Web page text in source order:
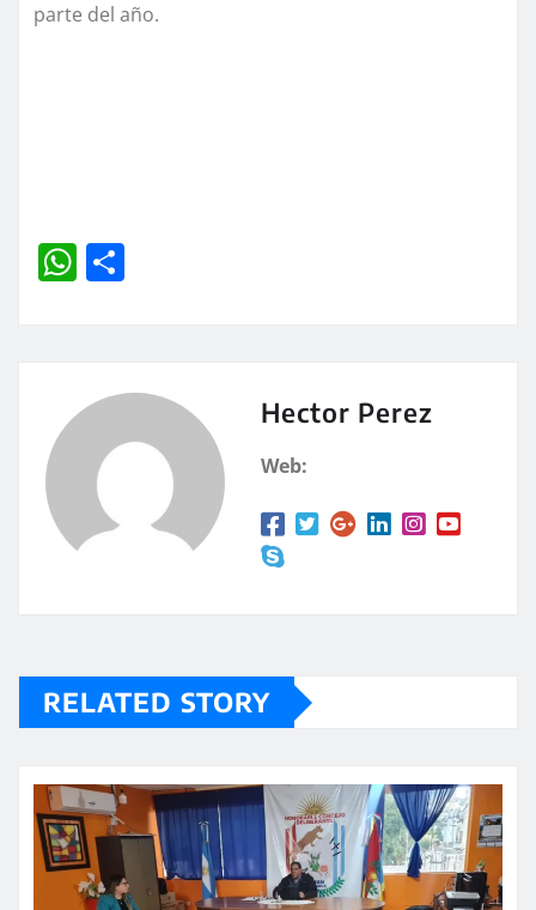
parte del año.
W
A
p
rt
Hector Perez
Web:
RELATED STORY